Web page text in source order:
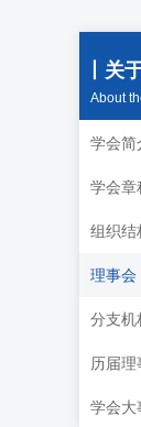
丨关
About
学会简
学会章
组织结
理事会
分支机
历届理
学会大